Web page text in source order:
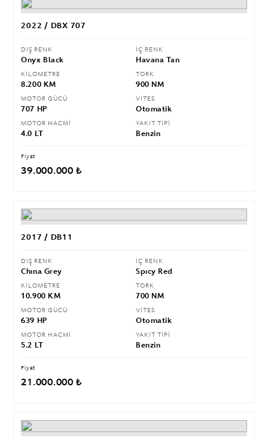
2022 / DBX 707
DIŞ RENK
Onyx Black
İÇ RENK
Havana Tan
KİLOMETRE
8.200 KM
TORK
900 NM
MOTOR GÜCÜ
707 HP
VİTES
Otomatik
MOTOR HACMİ
4.0 LT
YAKIT TİPİ
Benzin
Fiyat
39.000.000 ₺
2017 / DB11
DIŞ RENK
Chına Grey
İÇ RENK
Spıcy Red
KİLOMETRE
10.900 KM
TORK
700 NM
MOTOR GÜCÜ
639 HP
VİTES
Otomatik
MOTOR HACMİ
5.2 LT
YAKIT TİPİ
Benzin
Fiyat
21.000.000 ₺